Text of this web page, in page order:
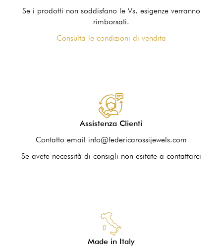
Se i prodotti non soddisfano le Vs. esigenze verranno
rimborsati.
Consulta le condizioni di vendita
Assistenza Clienti
Contatto email info@federicarossijewels.com
Se avete necessità di consigli non esitate a contattarci
Made in Italy